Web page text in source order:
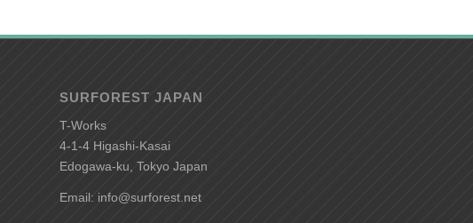
SURFOREST JAPAN
T-Works
4-1-4 Higashi-Kasai
Edogawa-ku, Tokyo Japan
Email: info@surforest.net